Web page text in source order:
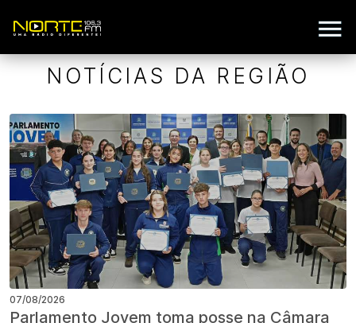
NOTÍCIAS DA REGIÃO
07/08/2026
Parlamento Jovem toma posse na Câmara